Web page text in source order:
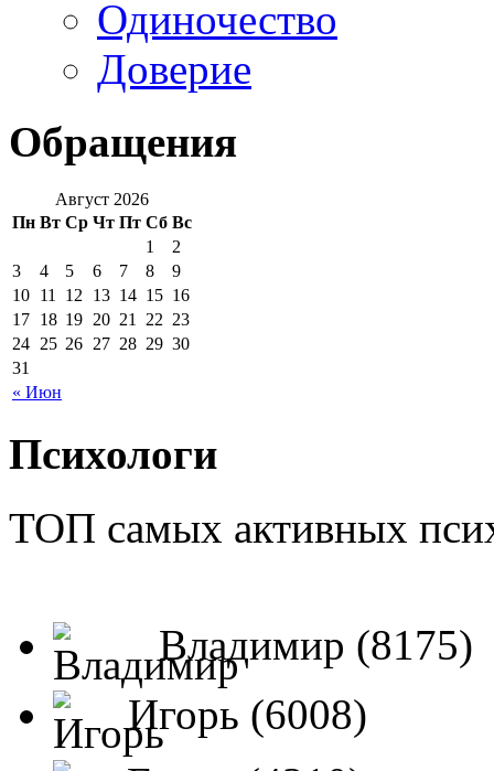
Одиночество
Доверие
Обращения
Август 2026
Пн Вт Ср Чт Пт Сб Вс
« Июн
1
2
3
4 5 6 7 8
9
10 11 12 13 14 15 16
17 18 19 20 21 22 23
24 25 26 27 28 29 30
31
Психологи
ТОП самых активных
Владимир (8175)
Игорь (6008)